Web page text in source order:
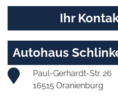
Ihr
Autohaus
Paul-Gerhardt-Str. 26
16515 Oranienburg